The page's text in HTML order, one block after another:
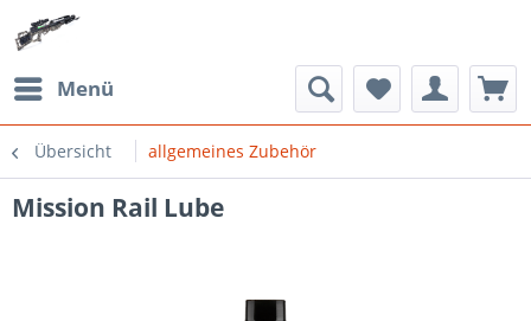
Menü
Übersicht allgemeines Zubehör
Mission Rail Lube